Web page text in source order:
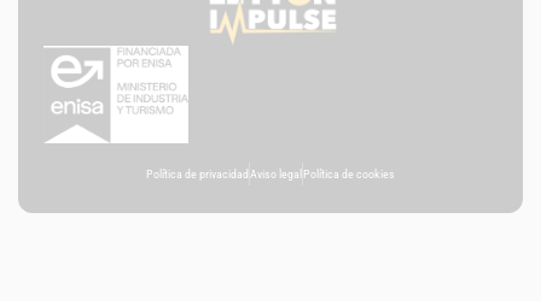
Política de privacidad Aviso legal Política de cookies